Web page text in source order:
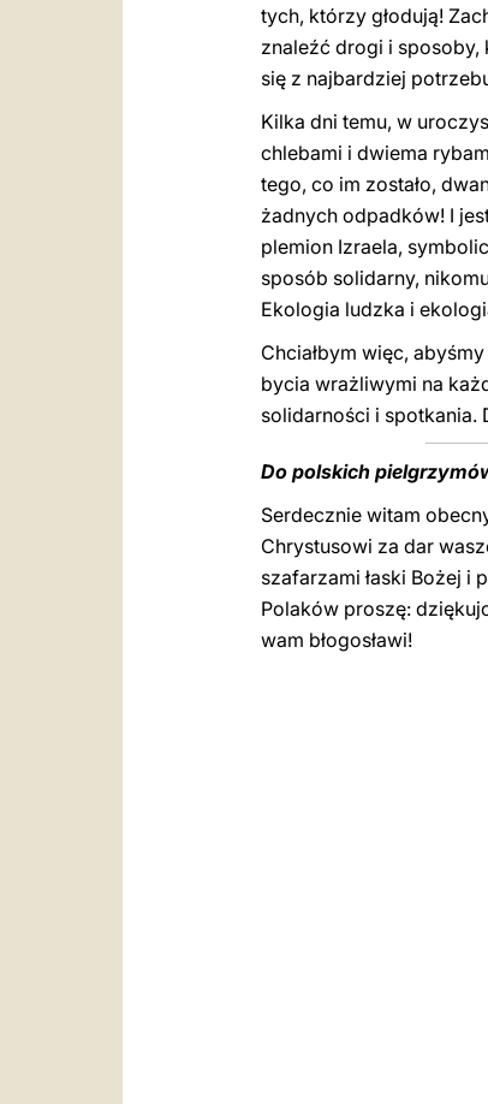
tych, którzy głodują!
znaleźć drogi i
się z najbardziej
Kilka dni temu, w
chlebami i dwiema
tego, co im zostało,
żadnych odpadków! I
plemion Izraela,
sposób solidarny,
Ekologia ludzka i
Chciałbym więc,
bycia wrażliwymi na
solidarności i spotkania.
Do polskich
Serdecznie witam
Chrystusowi za dar
szafarzami łaski Bożej
Polaków proszę:
wam błogosławi!